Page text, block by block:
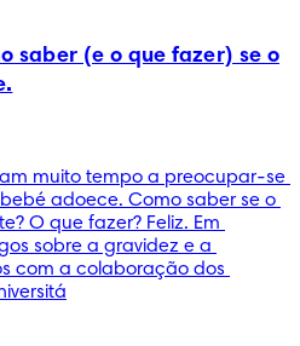
saber (e o que fazer) se o
muito tempo a preocupar-se
adoece. Como saber se o
O que fazer? Feliz. Em
sobre a gravidez e a
com a colaboração dos